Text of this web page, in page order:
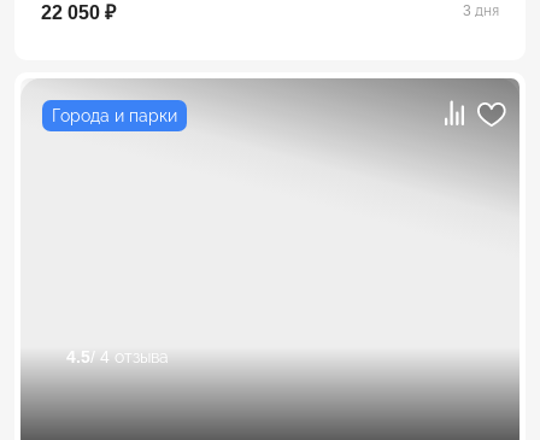
22 050 ₽ 3 дня
Города и парки
4.5/ 4 отзыва